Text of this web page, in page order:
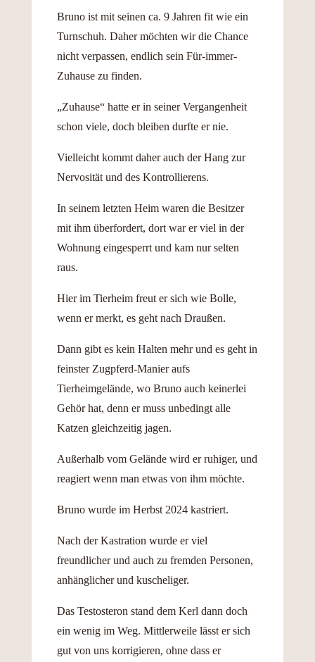
Bruno ist mit seinen ca. 9 Jahren fit wie ein
Turnschuh. Daher möchten wir die Chance
nicht verpassen, endlich sein Für-immer-
Zuhause zu finden.
„Zuhause“ hatte er in seiner Vergangenheit
schon viele, doch bleiben durfte er nie.
Vielleicht kommt daher auch der Hang zur
Nervosität und des Kontrollierens.
In seinem letzten Heim waren die Besitzer
mit ihm überfordert, dort war er viel in der
Wohnung eingesperrt und kam nur selten
raus.
Hier im Tierheim freut er sich wie Bolle,
wenn er merkt, es geht nach Draußen.
Dann gibt es kein Halten mehr und es geht in
feinster Zugpferd-Manier aufs
Tierheimgelände, wo Bruno auch keinerlei
Gehör hat, denn er muss unbedingt alle
Katzen gleichzeitig jagen.
Außerhalb vom Gelände wird er ruhiger, und
reagiert wenn man etwas von ihm möchte.
Bruno wurde im Herbst 2024 kastriert.
Nach der Kastration wurde er viel
freundlicher und auch zu fremden Personen,
anhänglicher und kuscheliger.
Das Testosteron stand dem Kerl dann doch
ein wenig im Weg. Mittlerweile lässt er sich
gut von uns korrigieren, ohne dass er